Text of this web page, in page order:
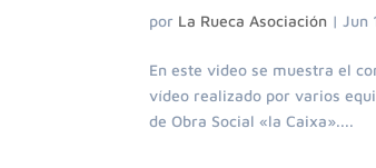
por La Rueca Asociación |Jun
En este video se muestra el
vídeo realizado por varios
de Obra Social «la Caixa»....